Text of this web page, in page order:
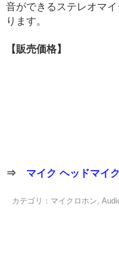
音ができるステレオマ
ります。
【販売価格】
⇒ マイク ヘッドマイ
カテゴリ： マイクロホン,